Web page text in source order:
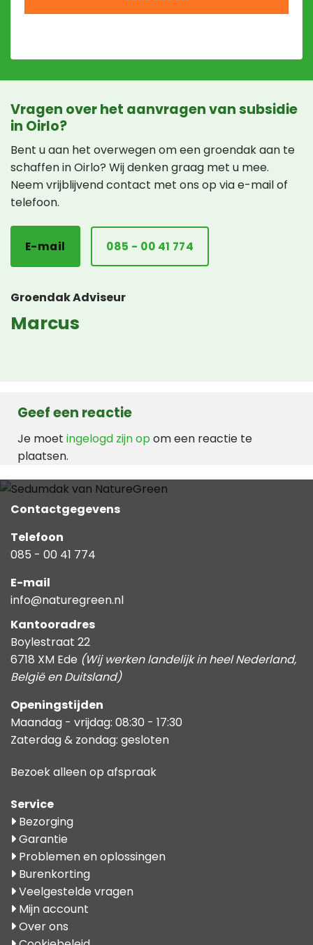
Vragen over het aanvragen van subsidie
in Oirlo?
Bent u aan het overwegen om een groendak aan te
schaffen in Oirlo? Wij denken graag met u mee.
Neem vrijblijvend contact met ons op via e-mail of
telefoon.
E-mail 085 - 00 41 774
Groendak Adviseur
Marcus
Geef een reactie
Je moet ingelogd zijn op om een reactie te
plaatsen.
Contactgegevens
Telefoon
085 - 00 41 774
E-mail
info@naturegreen.nl
Kantooradres
Boylestraat 22
6718 XM Ede (Wij werken landelijk in heel Nederland,
België en Duitsland)
Openingstijden
Maandag - vrijdag: 08:30 - 17:30
Zaterdag & zondag: gesloten
Bezoek alleen op afspraak
Service
Bezorging
Garantie
Problemen en oplossingen
Burenkorting
Veelgestelde vragen
Mijn account
Over ons